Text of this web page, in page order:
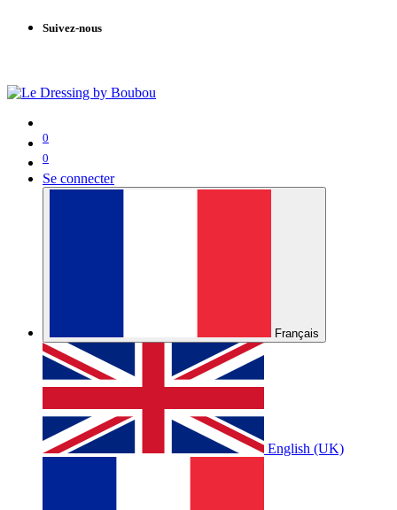
Suivez-nous
0
0
Se connecter
Français
English (UK)